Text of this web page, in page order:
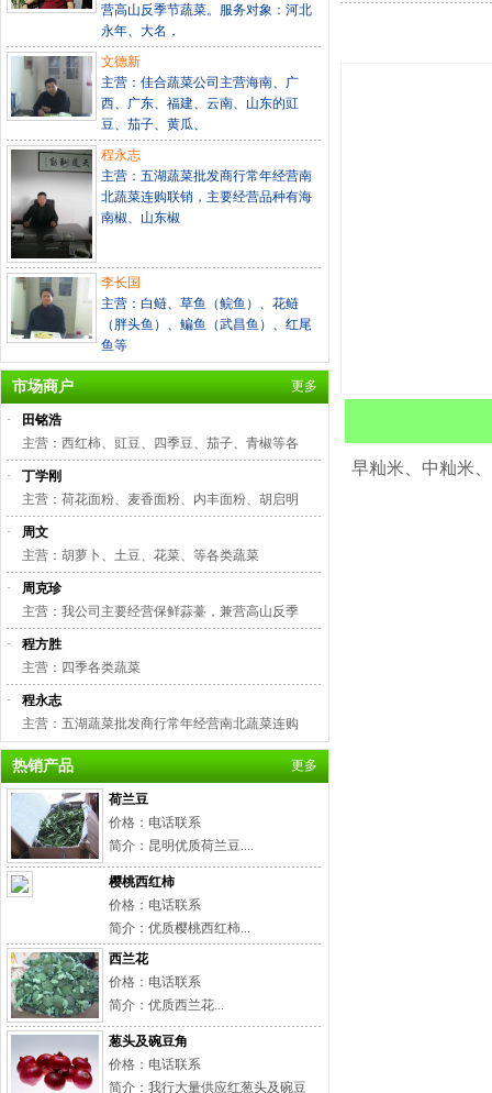
营高山反季节蔬菜。服务对象：河北
永年、大名，
文德新
主营：佳合蔬菜公司主营海南、广
西、广东、福建、云南、山东的豇
豆、茄子、黄瓜、
程永志
主营：五湖蔬菜批发商行常年经营南
北蔬菜连购联销，主要经营品种有海
南椒、山东椒
李长国
主营：白鲢、草鱼（鲩鱼）、花鲢
（胖头鱼）、鳊鱼（武昌鱼）、红尾
鱼等
市场商户 更多
·
田铭浩
主营：西红柿、豇豆、四季豆、茄子、青椒等各
·
丁学刚
主营：荷花面粉、麦香面粉、内丰面粉、胡启明
·
周文
主营：胡萝卜、土豆、花菜、等各类蔬菜
·
周克珍
主营：我公司主要经营保鲜蒜薹，兼营高山反季
·
程方胜
主营：四季各类蔬菜
·
程永志
主营：五湖蔬菜批发商行常年经营南北蔬菜连购
热销产品 更多
荷兰豆
价格：电话联系
简介：昆明优质荷兰豆....
樱桃西红柿
价格：电话联系
简介：优质樱桃西红柿...
西兰花
价格：电话联系
简介：优质西兰花...
葱头及碗豆角
价格：电话联系
简介：我行大量供应红葱头及碗豆
早籼米、中籼米